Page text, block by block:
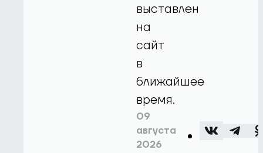
выставлен
на
сайт
в
ближайшее
время.
09
августа
2026